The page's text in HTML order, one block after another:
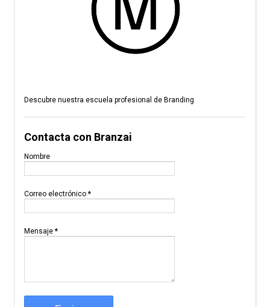
Descubre nuestra escuela profesional de Branding
Contacta con Branzai
Nombre
Correo electrónico *
Mensaje *